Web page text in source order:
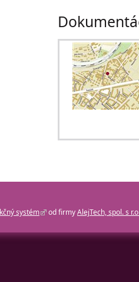
systém od firmyAlejTech, spol. s